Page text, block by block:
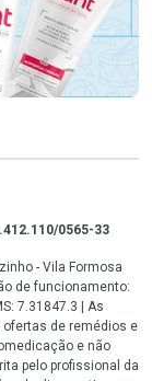
0565-33
- Vila Formosa
de funcionamento:
7.31847.3 | As
de remédios e
e não
pelo profissional da